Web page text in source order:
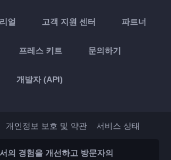
얼 고객 지원 센터 파트너
프레스 키트 문의하기
개발자 (API)
개인정보 보호 및 약관 서비스 상태
Store Google Play
의 경험을 개선하고 방문자의